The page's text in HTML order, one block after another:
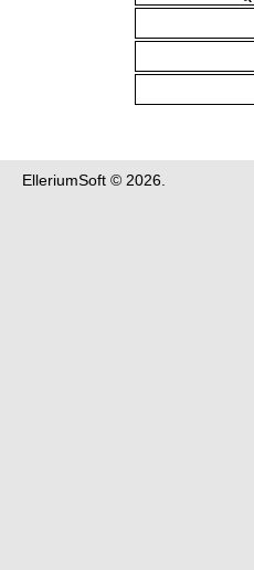
ElleriumSoft © 2026.